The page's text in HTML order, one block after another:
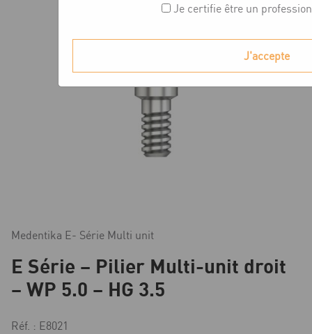
Medentika E- Série Multi unit
E Série – Pilier Multi-unit droit
– WP 5.0 – HG 3.5
Réf. : E8021
Je certifie être un
J'accepte